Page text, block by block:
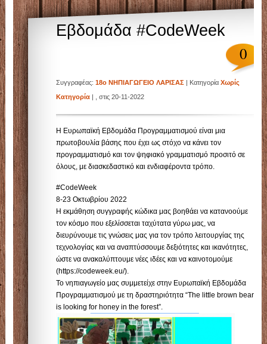
18ο
ΛΑΡΙΣΑΣ
Άλλος ένας ιστότοπος Blogs.sch.gr
Εβδομάδα #CodeWeek
0
Συγγραφέας:18ο ΝΗΠΙΑΓΩΓΕΙΟ ΛΑΡΙΣΑΣ | ΚατηγορίαΧωρίς
Κατηγορία | , στις 20-11-2022
Η Ευρωπαϊκή Εβδομάδα Προγραμματισμού είναι μια
πρωτοβουλία βάσης που έχει ως στόχο να κάνει τον
προγραμματισμό και τον ψηφιακό γραμματισμό προσιτό σε
όλους, με διασκεδαστικό και ενδιαφέροντα τρόπο.
#CodeWeek
8-23 Οκτωβρίου 2022
Η εκμάθηση συγγραφής κώδικα μας βοηθάει να κατανοούμε
τον κόσμο που εξελίσσεται ταχύτατα γύρω μας, να
διευρύνουμε τις γνώσεις μας για τον τρόπο λειτουργίας της
τεχνολογίας και να αναπτύσσουμε δεξιότητες και ικανότητες,
ώστε να ανακαλύπτουμε νέες ιδέες και να καινοτομούμε
(https://codeweek.eu/).
Το νηπιαγωγείο μας συμμετείχε στην Ευρωπαϊκή Εβδομάδα
Προγραμματισμού με τη δραστηριότητα “The little brown bear
is looking for honey in the forest”.